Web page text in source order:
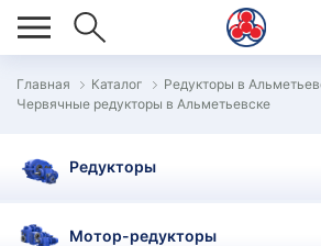
Главная Каталог
Редукторы в
Червячные редукторы в Альметьевске
Редукторы
Мотор-редукторы